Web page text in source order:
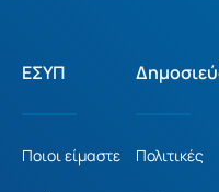
ΕΣΥΠ
Ποιοι είμαστε Πολιτικές